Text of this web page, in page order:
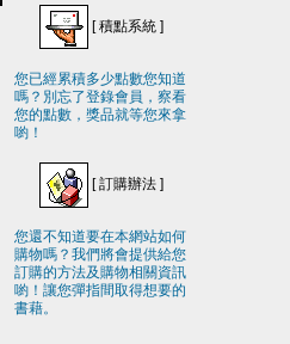
[積點系統 ]
您已經累積多少點數您知道
嗎？別忘了登錄會員，察看
您的點數，獎品就等您來拿
喲！
[訂購辦法]
您還不知道要在本網站如何
購物嗎？我們將會提供給您
訂購的方法及購物相關資訊
喲！讓您彈指間取得想要的
書藉。